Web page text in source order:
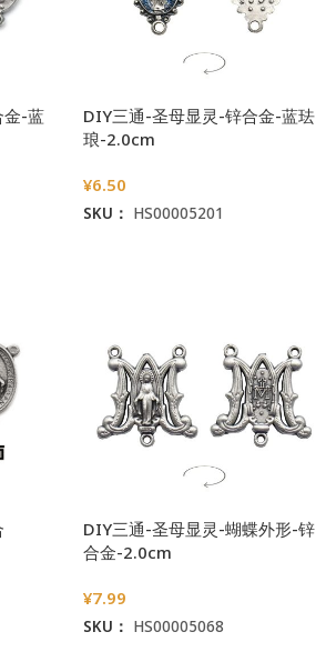
金-蓝
DIY三通-圣母显灵-锌合金-蓝珐
琅-2.0cm
¥6.50
SKU： HS00005201
DIY三通-圣母显灵-蝴蝶外形-锌
合金-2.0cm
¥7.99
SKU： HS00005068